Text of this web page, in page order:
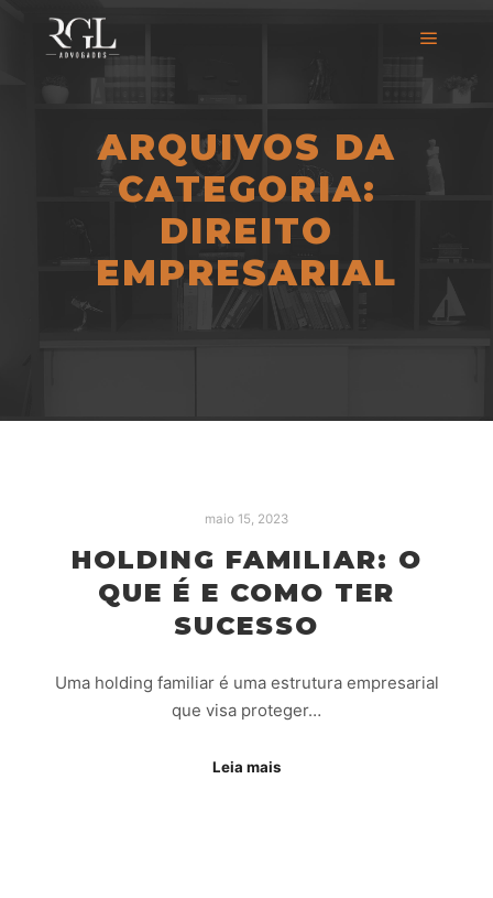
ARQUIVOS DA
CATEGORIA:
DIREITO
EMPRESARIAL
maio 15, 2023
HOLDING FAMILIAR: O
QUE É E COMO TER
SUCESSO
Uma holding familiar é uma estrutura empresarial
que visa proteger…
Leia mais